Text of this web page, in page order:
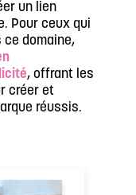
un lien
Pour ceux qui
domaine,
, offrant les
créer et
réussis.